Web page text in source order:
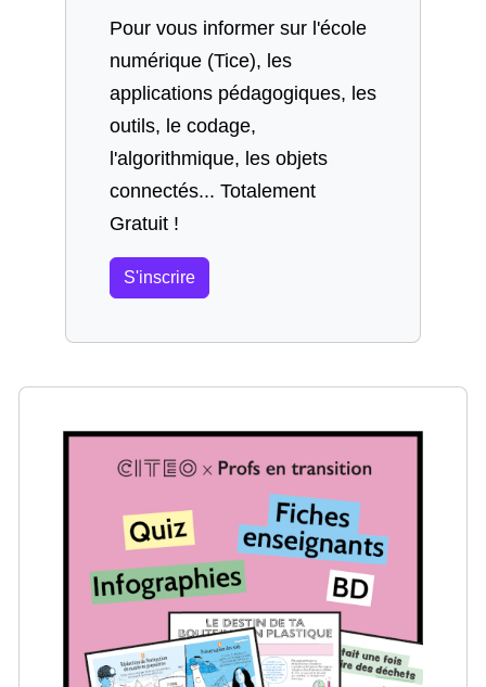
Pour vous informer sur l'école
numérique (Tice), les
applications pédagogiques, les
outils, le codage,
l'algorithmique, les objets
connectés... Totalement
Gratuit !
S'inscrire